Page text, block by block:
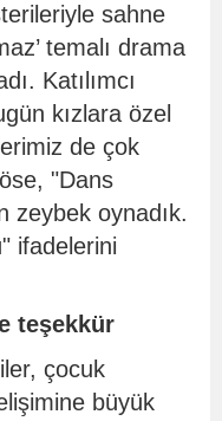
sahne
temalı drama
Katılımcı
kızlara özel
de çok
"Dans
zeybek oynadık.
ifadelerini
teşekkür
çocuk
büyük